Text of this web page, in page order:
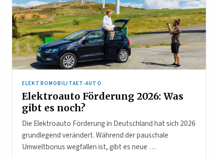
ELEKTROMOBILITAET-AUTO
Elektroauto Förderung 2026: Was
gibt es noch?
Die Elektroauto Förderung in Deutschland hat sich 2026
grundlegend verändert. Während der pauschale
Umweltbonus wegfallen ist, gibt es neue …